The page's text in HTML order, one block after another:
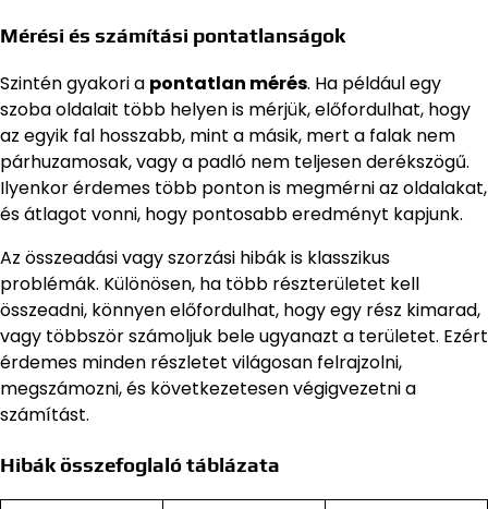
Mérési és számítási pontatlanságok
Szintén gyakori a pontatlan mérés. Ha például egy
szoba oldalait több helyen is mérjük, előfordulhat, hogy
az egyik fal hosszabb, mint a másik, mert a falak nem
párhuzamosak, vagy a padló nem teljesen derékszögű.
Ilyenkor érdemes több ponton is megmérni az oldalakat,
és átlagot vonni, hogy pontosabb eredményt kapjunk.
Az összeadási vagy szorzási hibák is klasszikus
problémák. Különösen, ha több részterületet kell
összeadni, könnyen előfordulhat, hogy egy rész kimarad,
vagy többször számoljuk bele ugyanazt a területet. Ezért
érdemes minden részletet világosan felrajzolni,
megszámozni, és következetesen végigvezetni a
számítást.
Hibák összefoglaló táblázata